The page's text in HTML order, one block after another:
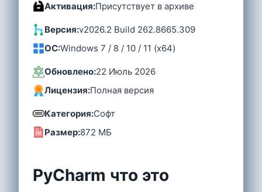
Активация:Присутствует в архиве
Версия:v2026.2 Build 262.8665.309
OC:Windows 7 / 8 / 10 / 11 (x64)
Обновлено:22 Июль 2026
Лицензия:Полная версия
Категория:Софт
Размер:872 MБ
PyCharm что это